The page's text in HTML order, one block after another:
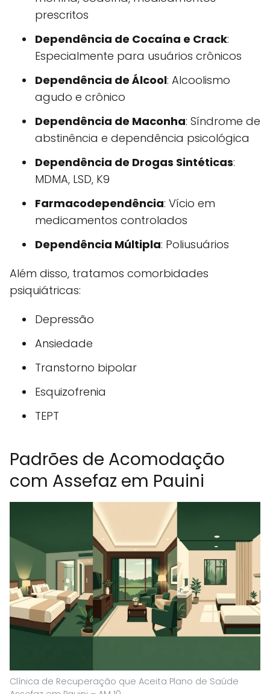
prescritos
Dependência de Cocaína e Crack:
Especialmente para usuários crônicos
Dependência de Álcool: Alcoolismo
agudo e crônico
Dependência de Maconha: Síndrome de
abstinência e dependência psicológica
Dependência de Drogas Sintéticas:
MDMA, LSD, K9
Farmacodependência: Vício em
medicamentos controlados
Dependência Múltipla: Poliusuários
Além disso, tratamos comorbidades
psiquiátricas:
Depressão
Ansiedade
Transtorno bipolar
Esquizofrenia
TEPT
Padrões de Acomodação
com Assefaz em Pauini
Clínica de Recuperação que Aceita Plano de Saúde